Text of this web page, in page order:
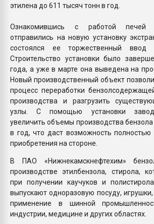
этилена до 611 тысяч тонн в год.
Ознакомившись с работой печей
отправились на новую установку
состоялся ее торжественный ввод
Строительство установки было
года, а уже в марте она выведена на
Новый производственный объект
процесс переработки
производства и разгрузить
узлы. С помощью установки
увеличить объемы производства
в год, что даст возможность полностью
приобретения на стороне.
В ПАО «Нижнекамскнефтехим»
производстве этилбензола, стирола,
при получении каучуков и
выпускают одноразовую посуду,
применение в шинной
индустрии, медицине и других областях.